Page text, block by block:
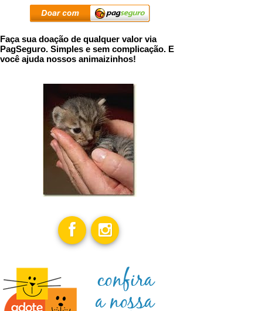
Faça sua doação de qualquer valor via
PagSeguro. Simples e sem complicação. E
você ajuda nossos animaizinhos!